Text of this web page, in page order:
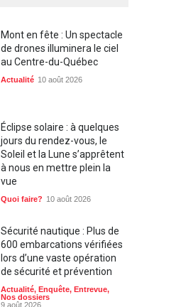
Mont en fête : Un spectacle
de drones illuminera le ciel
au Centre-du-Québec
Actualité 10 août 2026
Éclipse solaire : à quelques
jours du rendez-vous, le
Soleil et la Lune s’apprêtent
à nous en mettre plein la
vue
Quoi faire? 10 août 2026
Sécurité nautique : Plus de
600 embarcations vérifiées
lors d’une vaste opération
de sécurité et prévention
Actualité, Enquête, Entrevue,
Nos dossiers
9 août 2026